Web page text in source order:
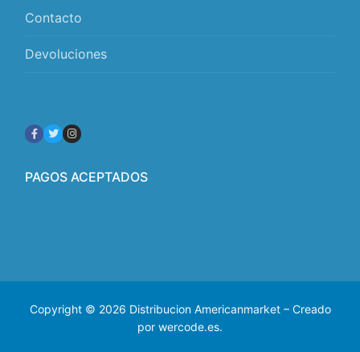
Contacto
Devoluciones
PAGOS ACEPTADOS
Copyright © 2026 Distribucion Americanmarket – Creado
por wercode.es.